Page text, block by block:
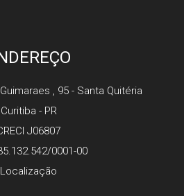
, 95 - Santa Quitéria
Curitiba - PR
J06807
0001-00
Localização